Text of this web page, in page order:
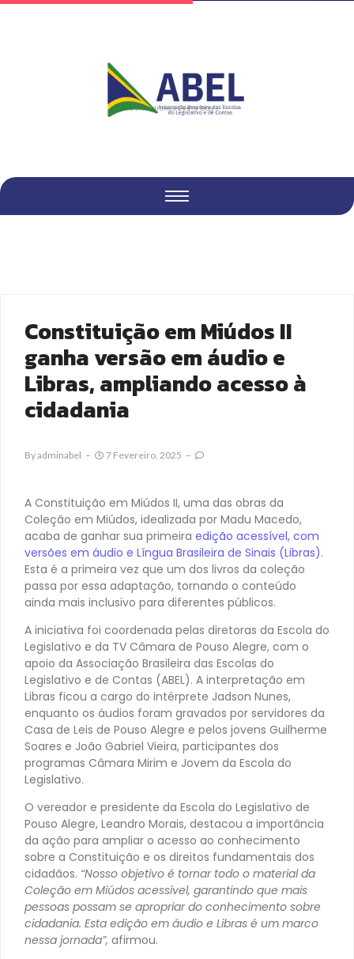
Fresh Articles Every Day
Constituição em Miúdos II
ganha versão em áudio e
Libras, ampliando acesso à
cidadania
ByAdminabel 7 Fevereiro, 2025
A Constituição em Miúdos II, uma das obras da
Coleção em Miúdos, idealizada por Madu Macedo,
acaba de ganhar sua primeira edição acessível, com
versões em áudio e Língua Brasileira de Sinais (Libras).
Esta é a primeira vez que um dos livros da coleção
passa por essa adaptação, tornando o conteúdo
ainda mais inclusivo para diferentes públicos.
A iniciativa foi coordenada pelas diretoras da Escola do
Legislativo e da TV Câmara de Pouso Alegre, com o
apoio da Associação Brasileira das Escolas do
Legislativo e de Contas (ABEL). A interpretação em
Libras ficou a cargo do intérprete Jadson Nunes,
enquanto os áudios foram gravados por servidores da
Casa de Leis de Pouso Alegre e pelos jovens Guilherme
Soares e João Gabriel Vieira, participantes dos
programas Câmara Mirim e Jovem da Escola do
Legislativo.
O vereador e presidente da Escola do Legislativo de
Pouso Alegre, Leandro Morais, destacou a importância
da ação para ampliar o acesso ao conhecimento
sobre a Constituição e os direitos fundamentais dos
cidadãos. “Nosso objetivo é tornar todo o material da
Coleção em Miúdos acessível, garantindo que mais
pessoas possam se apropriar do conhecimento sobre
cidadania. Esta edição em áudio e Libras é um marco
nessa jornada”, afirmou.